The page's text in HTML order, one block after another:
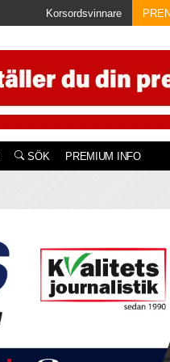
Korsordsvinnare
SÖK PREMIUM INFO